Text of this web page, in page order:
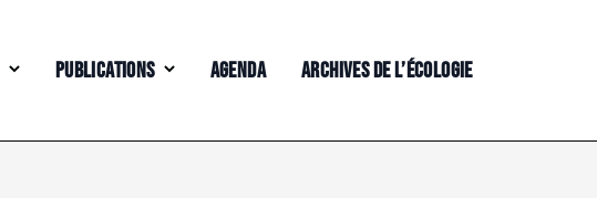
PUBLICATIONS AGENDA ARCHIVES DE L’ÉCOLOGIE